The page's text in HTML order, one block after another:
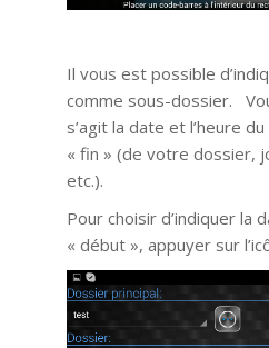
Il vous est possible
comme sous-dossier.
s’agit la date et l’heure
« fin » (de votre dossier,
etc.).
Pour choisir d’indiquer la
« début », appuyer sur